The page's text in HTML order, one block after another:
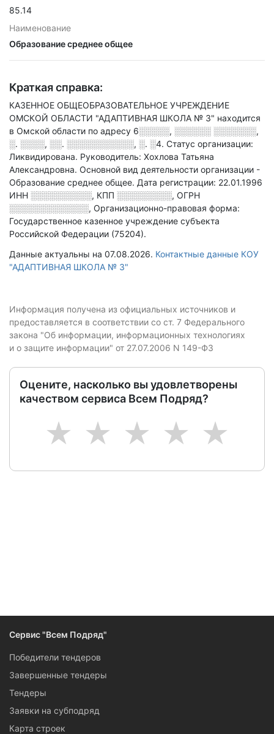
85.14
Наименование
Образование среднее общее
Краткая справка:
КАЗЕННОЕ ОБЩЕОБРАЗОВАТЕЛЬНОЕ УЧРЕЖДЕНИЕ
ОМСКОЙ ОБЛАСТИ "АДАПТИВНАЯ ШКОЛА № 3" находится
в Омской области по адресу 6░░░░░, ░░░░░░ ░░░░░░░,
░. ░░░░, ░░. ░░░░░░░░░░░, ░. ░4. Статус организации:
Ликвидирована. Руководитель: Хохлова Татьяна
Александровна. Основной вид деятельности организации -
Образование среднее общее. Дата регистрации: 22.01.1996
ИНН ░░░░░░░░░░, КПП ░░░░░░░░░, ОГРН
░░░░░░░░░░░░░, Организационно-правовая форма:
Государственное казенное учреждение субъекта
Российской Федерации (75204).
Данные актуальны на 07.08.2026. Контактные данные КОУ
"АДАПТИВНАЯ ШКОЛА № 3"
Информация получена из официальных источников и
предоставляется в соответствии со ст. 7 Федерального
закона "Об информации, информационных технологиях
и о защите информации" от 27.07.2006 N 149-ФЗ
Оцените, насколько вы удовлетворены
качеством сервиса Всем Подряд?
5
4
3
2
1
Сервис "Всем Подряд"
Победители тендеров
Завершенные тендеры
Тендеры
Заявки на субподряд
Карта строек